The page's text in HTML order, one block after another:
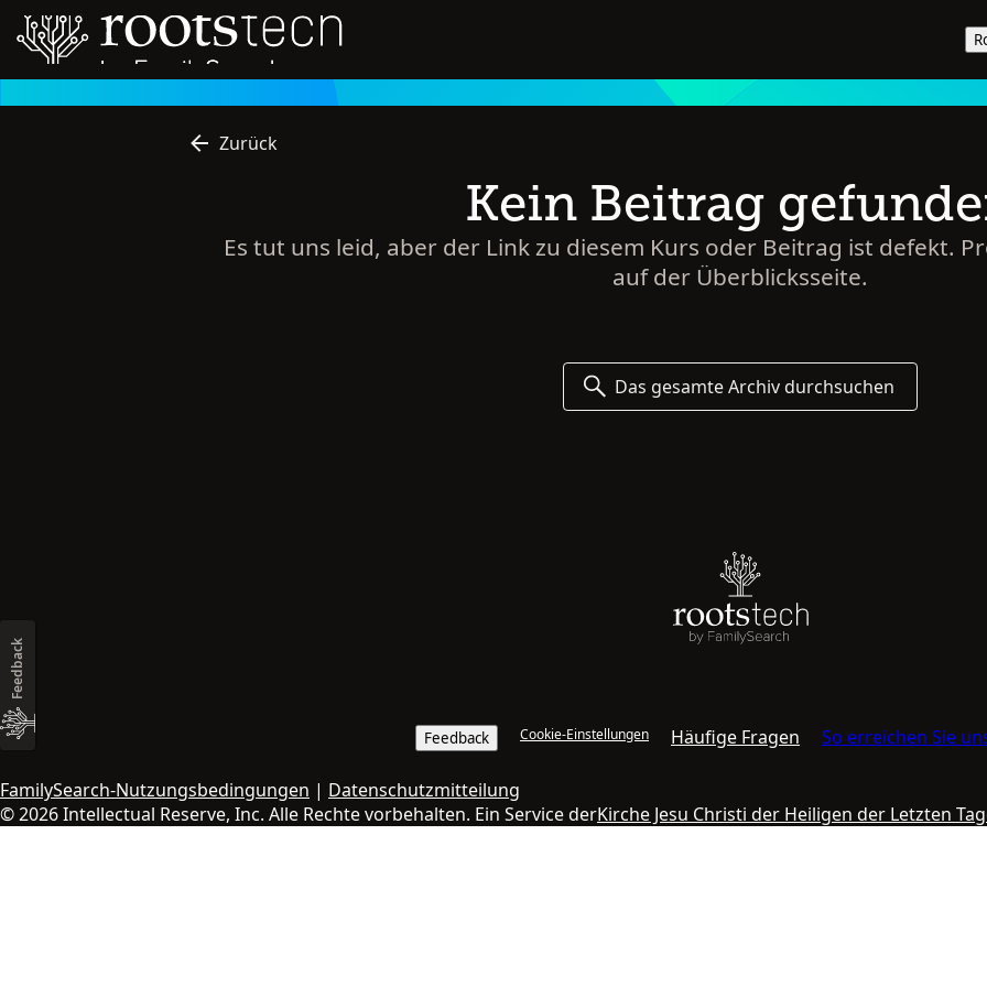
Zurück
Kein Beitrag
Es tut uns leid, aber der Link zu diesem Kurs oder Beitrag ist defekt.
auf der Überblicksseite.
Das gesamte Archiv durchsuchen
Feedback Cookie-Einstellungen Häufige Fragen So erreichen Sie
FamilySearch-Nutzungsbedingungen | Datenschutzmitteilung
© 2026 Intellectual Reserve, Inc. Alle Rechte vorbehalten. Ein Service derKirche Jesu Christi der Heiligen der Letzten
Feedback